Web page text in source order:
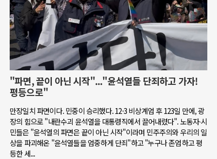
"파면, 끝이 아닌 시작"..."윤석열들 단죄하고 가자!
평등으로"
만장일치 파면이다. 민중이 승리했다. 12·3 비상계엄 후 123일 만에, 광
장의 힘으로 "내란수괴 윤석열을 대통령직에서 끌어내렸다". 노동자∙시
민들은 "윤석열의 파면은 끝이 아닌 시작"이라며 민주주의와 우리의 일
상을 파괴해온 "윤석열들을 엄중하게 단죄"하고 "누구나 존엄하고 평
등한 세...